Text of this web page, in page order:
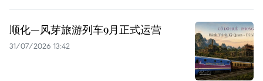
顺化—风芽旅游列车9月正式运营
31/07/2026 13:42